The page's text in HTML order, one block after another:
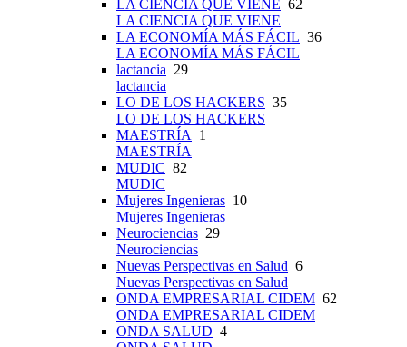
LA CIENCIA QUE VIENE 62
LA CIENCIA QUE VIENE
LA ECONOMÍA MÁS FÁCIL 36
LA ECONOMÍA MÁS FÁCIL
lactancia 29
lactancia
LO DE LOS HACKERS 35
LO DE LOS HACKERS
MAESTRÍA 1
MAESTRÍA
MUDIC 82
MUDIC
Mujeres Ingenieras 10
Mujeres Ingenieras
Neurociencias 29
Neurociencias
Nuevas Perspectivas en Salud 6
Nuevas Perspectivas en Salud
ONDA EMPRESARIAL CIDEM 62
ONDA EMPRESARIAL CIDEM
ONDA SALUD 4